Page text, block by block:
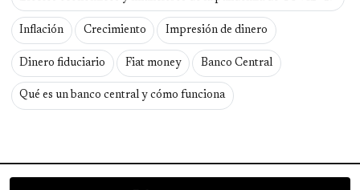
Inflación Crecimiento Impresión de dinero
Dinero fiduciario Fiat money Banco Central
Qué es un banco central y cómo funciona